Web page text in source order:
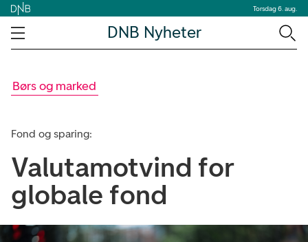
Torsdag 6. aug.
DNB Nyheter
Børs og marked
Fond og sparing:
Valutamotvind for
globale fond